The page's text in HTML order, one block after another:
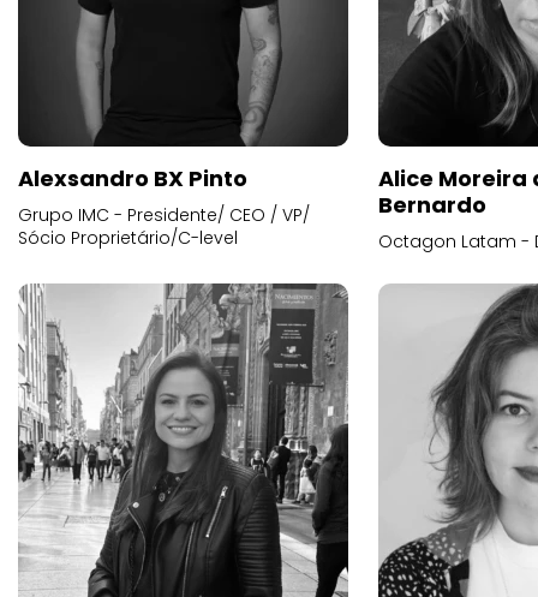
Alexsandro BX Pinto
Grupo IMC - Presidente/ CEO / VP/
Sócio Proprietário/C-level
Alice
Bernardo
Octagon Latam -